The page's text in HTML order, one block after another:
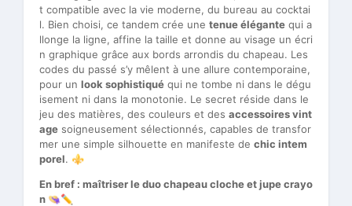
t compatible avec la vie moderne, du bureau au cocktai
l. Bien choisi, ce tandem crée une tenue élégante qui a
llonge la ligne, affine la taille et donne au visage un écri
n graphique grâce aux bords arrondis du chapeau. Les
codes du passé s’y mêlent à une allure contemporaine,
pour un look sophistiqué qui ne tombe ni dans le dégu
isement ni dans la monotonie. Le secret réside dans le
jeu des matières, des couleurs et des accessoires vint
age soigneusement sélectionnés, capables de transfor
mer une simple silhouette en manifeste de chic intem
porel. ⚜️
En bref : maîtriser le duo chapeau cloche et jupe crayo
n 👒✏️